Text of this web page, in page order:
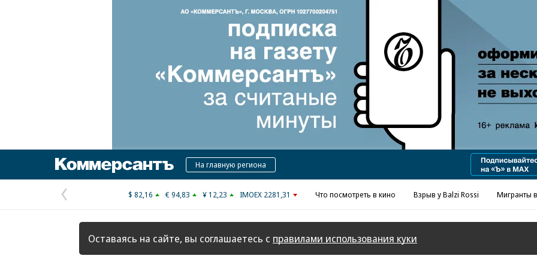
Реклама в «Ъ» www.kommersant.ru/ad
КоммерсантъНа главную региона
Предыдущая
страница
$ 82,16 € 94,83 ¥ 12,23 IMOEX 2281,31 Что посмотреть в кино Взрыв у Balzi Rossi Мигранты
Оставаясь на сайте, вы соглашаетесь с правилами использования куки